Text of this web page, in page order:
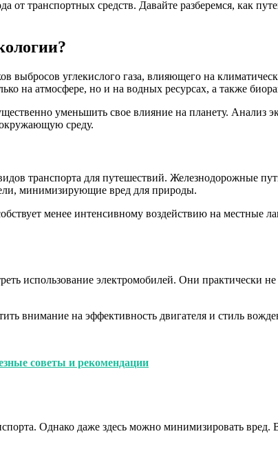
от транспортных средств. Давайте разберемся, как
выбросов углекислого газа, влияющего на
на атмосфере, но и на водных ресурсах, а также
уменьшить свое влияние на планету. Анализ
среду.
транспорта для путешествий. Железнодорожные
минимизирующие вред для природы.
менее интенсивному воздействию на
использование электромобилей. Они практически
внимание на эффективность двигателя и стиль
советы и рекомендации
Однако даже здесь можно минимизировать